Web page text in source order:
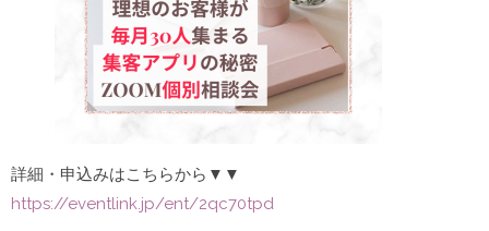
詳細・申込みはこちらから▼▼
https://eventlink.jp/ent/2qc70tpd